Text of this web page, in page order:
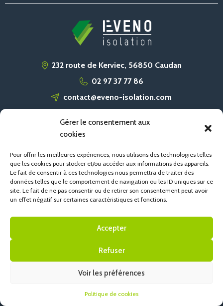
Gérer le consentement aux
cookies
Pour offrir les meilleures expériences, nous utilisons des technologies telles
que les cookies pour stocker et/ou accéder aux informations des appareils.
Le fait de consentir à ces technologies nous permettra de traiter des
données telles que le comportement de navigation ou les ID uniques sur ce
site. Le fait de ne pas consentir ou de retirer son consentement peut avoir
un effet négatif sur certaines caractéristiques et fonctions.
Accepter
Refuser
Voir les préférences
Politique de cookies
232 route de Kerviec, 56850 Caudan
02 97 37 77 86
contact@eveno-isolation.com
POLITIQUE DE COOKIES (UE)